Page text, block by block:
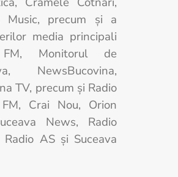
Music, precum și a
media principali
Monitorul de
NewsBucovina,
TV, precum și Radio
Crai Nou, Orion
News, Radio
Radio AS și Suceava